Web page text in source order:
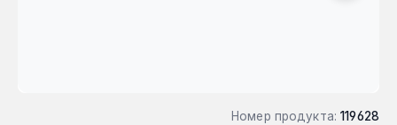
Номер продукта: 119628